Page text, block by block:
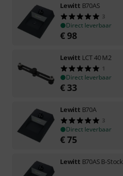
Lewitt B70AS
3
Direct leverbaar
€98
Lewitt LCT 40 M2
1
Direct leverbaar
€ 33
Lewitt B70A
3
Direct leverbaar
€75
Lewitt B70AS B-Stock